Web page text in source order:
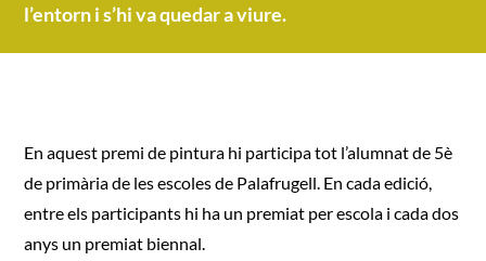
l’entorn i s’hi va quedar a viure.
En aquest premi de pintura hi participa tot l’alumnat de 5è
de primària de les escoles de Palafrugell. En cada edició,
entre els participants hi ha un premiat per escola i cada dos
anys un premiat biennal.